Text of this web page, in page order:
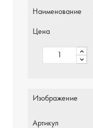
Наименование
Цена
Изображение
Артикул